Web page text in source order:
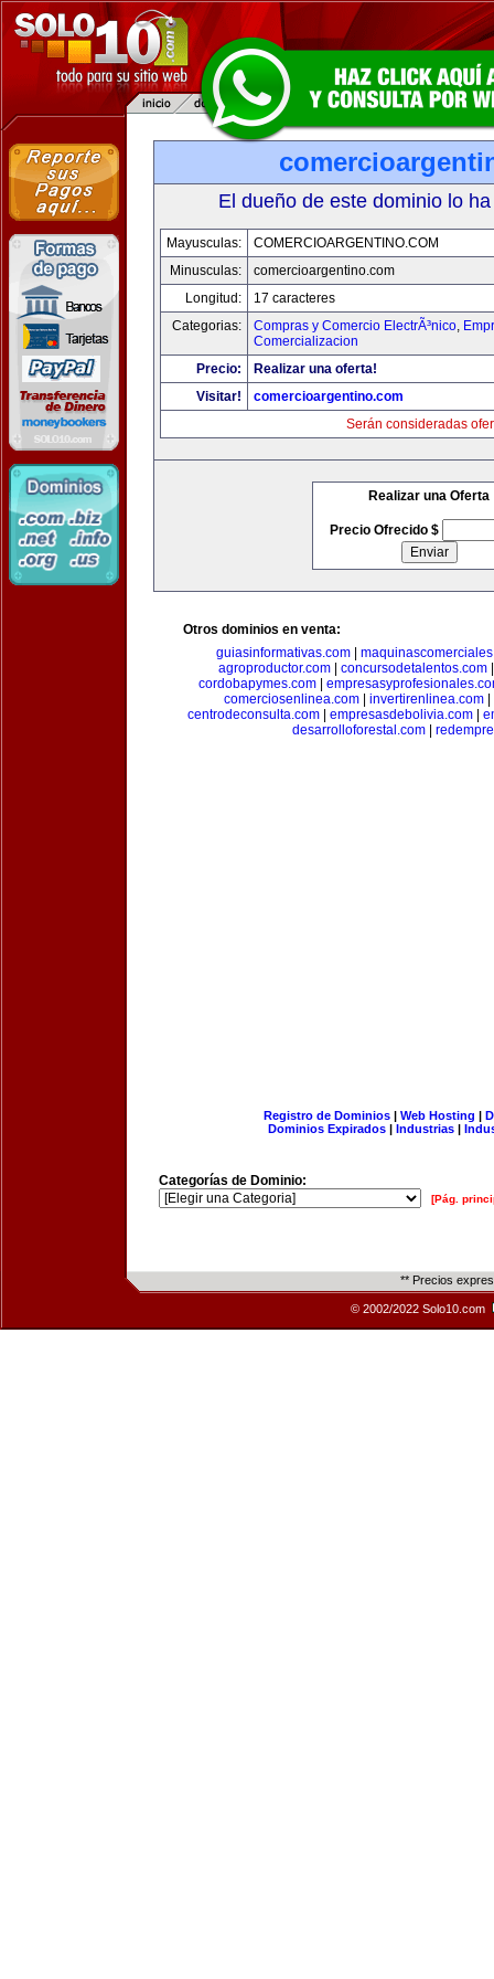
El dueño de este dominio lo
Mayusculas:
COMERCIOARGENTINO.COM
Minusculas:
comercioargentino.com
Longitud:
17 caracteres
Categorias:
Compras y Comercio ElectrÃ³nico,
Comercializacion
Precio:
Realizar una oferta!
Visitar!
comercioargentino.com
Serán consideradas
Realizar una Oferta
Precio Ofrecido $
Otros dominios en venta:
guiasinformativas.com
agroproductor.com
concursodetalentos.com
cordobapymes.com|
comerciosenlinea.com
invertirenlinea.com
centrodeconsulta.com
empresasdebolivia.com
desarrolloforestal.com
Registro de Dominios| Web Hosting |
Dominios Expirados | Industrias |
Categorías de Dominio:
[Pág.
** Precios
© 2002/2022 Solo10.com